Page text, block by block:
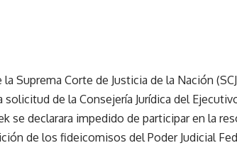
Suprema Corte de Justicia de la Nación
de la Consejería Jurídica del
se declarara impedido de participar en la
de los fideicomisos del Poder Judicial